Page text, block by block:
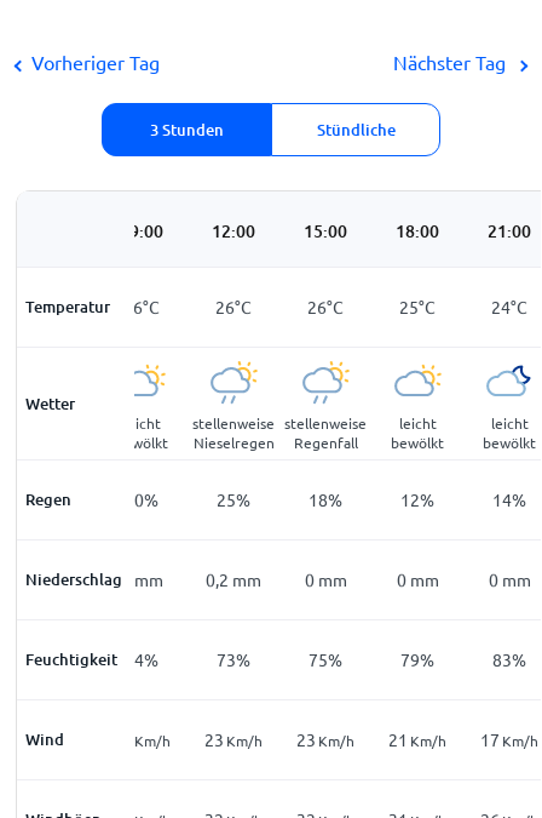
Vorheriger Tag
3 Stunden Stündliche
Nächster Tag
09:00 12:00 15:00 18:00 21:00
Temperatur
23°C 26°C 26°C 26°C 25°C 24°C
Wetter
leicht
bewölkt
stellenweise
Nieselregen
stellenweise
Regenfall
leicht
bewölkt
leicht
bewölkt
Regen
20% 10% 25% 18% 12% 14%
Niederschlag
0 mm 0 mm 0,2 mm 0 mm 0 mm 0 mm
Feuchtigkeit
89% 74% 73% 75% 79% 83%
Wind
14Km/h Km/h 23 Km/h 23 Km/h 21 Km/h 17 Km/h